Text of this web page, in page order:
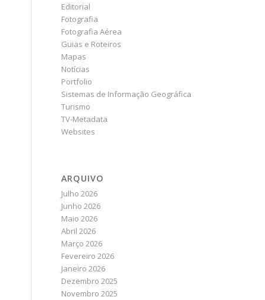
Editorial
Fotografia
Fotografia Aérea
Guias e Roteiros
Mapas
Notícias
Portfolio
Sistemas de Informação Geográfica
Turismo
TV-Metadata
Websites
ARQUIVO
Julho 2026
Junho 2026
Maio 2026
Abril 2026
Março 2026
Fevereiro 2026
Janeiro 2026
Dezembro 2025
Novembro 2025